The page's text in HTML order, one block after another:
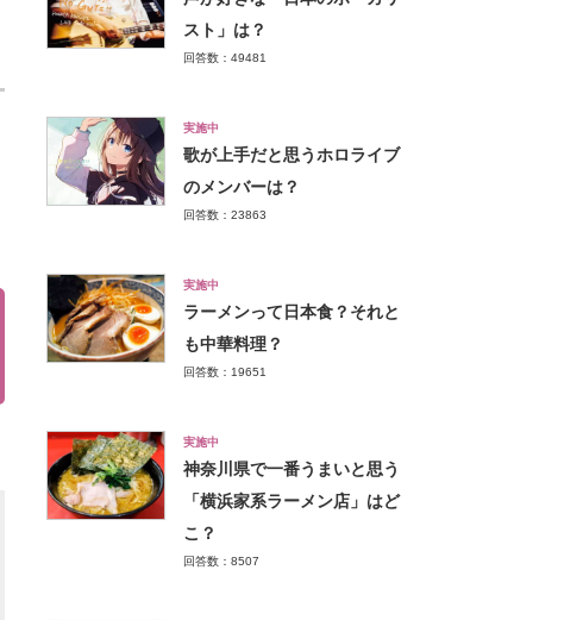
スト」は？
回答数：49481
実施中
歌が上手だと思うホロライブ
のメンバーは？
回答数：23863
実施中
ラーメンって日本食？それと
も中華料理？
回答数：19651
実施中
神奈川県で一番うまいと思う
「横浜家系ラーメン店」はど
こ？
回答数：8507